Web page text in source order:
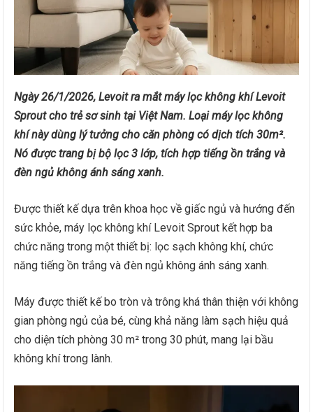
Ngày 26/1/2026, Levoit ra mắt máy lọc không khí Levoit
Sprout cho trẻ sơ sinh tại Việt Nam. Loại máy lọc không
khí này dùng lý tưởng cho căn phòng có dịch tích 30m².
Nó được trang bị bộ lọc 3 lớp, tích hợp tiếng ồn trắng và
đèn ngủ không ánh sáng xanh.
Được thiết kế dựa trên khoa học về giấc ngủ và hướng đến
sức khỏe, máy lọc không khí Levoit Sprout kết hợp ba
chức năng trong một thiết bị: lọc sạch không khí, chức
năng tiếng ồn trắng và đèn ngủ không ánh sáng xanh.
Máy được thiết kế bo tròn và trông khá thân thiện với không
gian phòng ngủ của bé, cùng khả năng làm sạch hiệu quả
cho diện tích phòng 30 m² trong 30 phút, mang lại bầu
không khí trong lành.